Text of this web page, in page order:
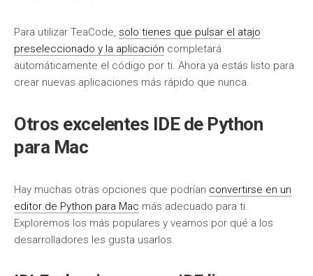
Para utilizar TeaCode, solo tienes que pulsar el atajo
preseleccionado y la aplicación completará
automáticamente el código por ti. Ahora ya estás listo para
crear nuevas aplicaciones más rápido que nunca.
Otros excelentes IDE de Python
para Mac
Hay muchas otras opciones que podrían convertirse en un
editor de Python para Mac más adecuado para ti.
Exploremos los más populares y veamos por qué a los
desarrolladores les gusta usarlos.